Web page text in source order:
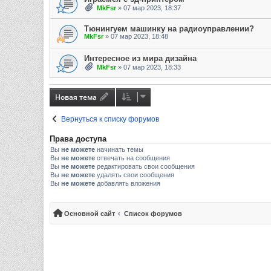
MkFsr» 07 мар 2023, 18:37
Тюнингуем машинку на радиоуправлении?
MkFsr» 07 мар 2023, 18:48
Интересное из мира дизайна
MkFsr» 07 мар 2023, 18:33
Новая тема
Вернуться к списку форумов
Права доступа
Вы не можете начинать темы
Вы не можете отвечать на сообщения
Вы не можете редактировать свои сообщения
Вы не можете удалять свои сообщения
Вы не можете добавлять вложения
Основной сайт Список форумов